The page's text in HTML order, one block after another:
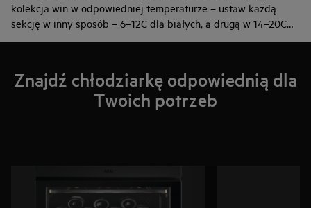
kolekcja win w odpowiedniej temperaturze – ustaw każdą
sekcję w inny sposób – 6–12C dla białych, a drugą w 14–20C
Znajdź chłodziarkę odpowiednią dla
Twoich potrzeb